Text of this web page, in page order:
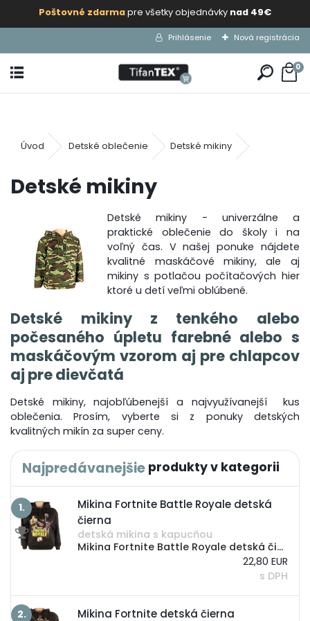
Poštovné zdarmapre všetky objednávky nad 49€
Prihlásenie Nová registrácia
0
Úvod Detské oblečenie Detské mikiny
Detské mikiny
Detské mikiny - univerzálne a
praktické oblečenie do školy i na
voľný čas. V našej ponuke nájdete
kvalitné maskáčové mikiny, ale aj
mikiny s potlačou počítačových hier
ktoré u detí veľmi oblúbené.
Detské mikiny z tenkého alebo
počesaného úpletu farebné alebo s
maskáčovým vzorom aj pre chlapcov
aj pre dievčatá
Detské mikiny, najobľúbenejší a najvyužívanejší kus
oblečenia. Prosím, vyberte si z ponuky detských
kvalitných mikín za super ceny.
Najpredávanejšie
1.
Mikina Fortnite Battle Royale detská
čierna
detská mikina s kapucňou
Mikina Fortnite Battle Royale detská čierna špecifikácia: zateplená čierna detská mikina s kapucou z počesaného úpletu so zobrazením počítačovej hry Fortnite na prednom i zadnom diele, mikina sa oblieka cez hlavu, dve bočné všité vrecká, v spodnej...
22,80 EUR
s DPH
2. Mikina Fortnite detská čierna